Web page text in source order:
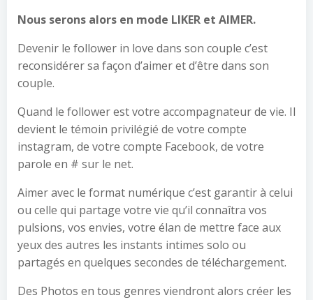
Nous serons alors en mode LIKER et AIMER.
Devenir le follower in love dans son couple c’est
reconsidérer sa façon d’aimer et d’être dans son
couple.
Quand le follower est votre accompagnateur de vie. Il
devient le témoin privilégié de votre compte
instagram, de votre compte Facebook, de votre
parole en # sur le net.
Aimer avec le format numérique c’est garantir à celui
ou celle qui partage votre vie qu’il connaîtra vos
pulsions, vos envies, votre élan de mettre face aux
yeux des autres les instants intimes solo ou
partagés en quelques secondes de téléchargement.
Des Photos en tous genres viendront alors créer les